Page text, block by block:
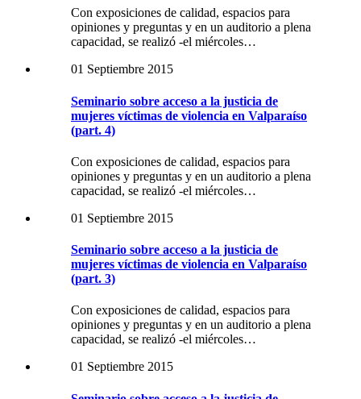
Con exposiciones de calidad, espacios para
opiniones y preguntas y en un auditorio a plena
capacidad, se realizó -el miércoles…
01 Septiembre 2015
Seminario sobre acceso a la justicia de
mujeres víctimas de violencia en Valparaíso
(part. 4)
Con exposiciones de calidad, espacios para
opiniones y preguntas y en un auditorio a plena
capacidad, se realizó -el miércoles…
01 Septiembre 2015
Seminario sobre acceso a la justicia de
mujeres víctimas de violencia en Valparaíso
(part. 3)
Con exposiciones de calidad, espacios para
opiniones y preguntas y en un auditorio a plena
capacidad, se realizó -el miércoles…
01 Septiembre 2015